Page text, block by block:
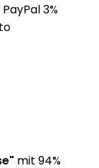
3%
mit 94%